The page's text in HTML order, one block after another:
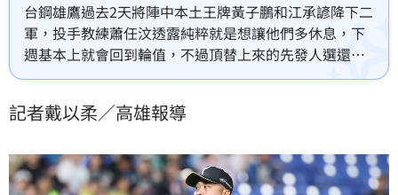
台鋼雄鷹過去2天將陣中本土王牌黃子鵬和江承諺降下二
軍，投手教練蕭任汶透露純粹就是想讓他們多休息，下
週基本上就會回到輪值，不過頂替上來的先發人選還不
是王維中，本週日將會再次採用車輪戰應戰。
記者戴以柔／高雄報導